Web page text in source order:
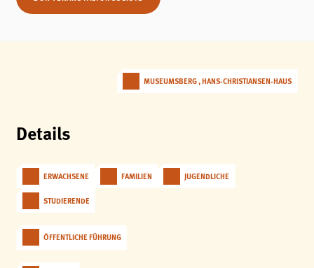
MUSEUMSBERG , HANS-CHRISTIANSEN-HAUS
Details
ERWACHSENE FAMILIEN JUGENDLICHE
STUDIERENDE
ÖFFENTLICHE FÜHRUNG
zu verstehen, wie unsere Besucher unsere Website nutzen.
Anbieter: